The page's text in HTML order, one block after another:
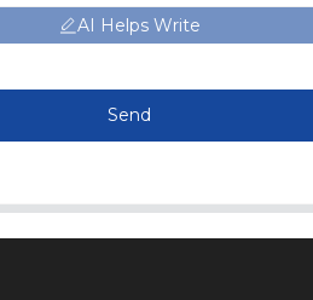
AI Helps Write
Send